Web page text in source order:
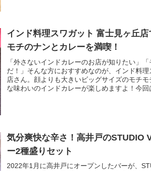
インド料理スワガット 富士見ヶ丘
モチのナンとカレーを満喫！
「外さないインドカレーのお店が知りたい」
だ！」そんな方におすすめなのが、インド料
店さん。顔よりも大きいビッグサイズのモチ
な味わいのインドカレーが楽しめますよ！今回
気分爽快な辛さ！高井戸のSTUDIO
ー2種盛りセット
2022年1月に高井戸にオープンしたバーが、